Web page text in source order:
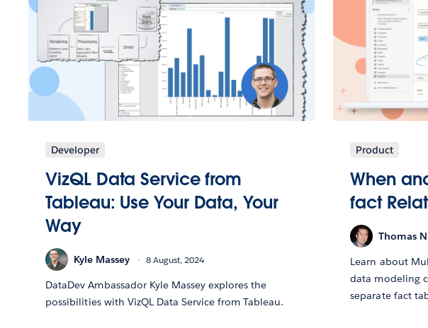
Developer
VizQL Data Service from
Tableau: Use Your Data, Your
Way
Kyle Massey 8 August, 2024
DataDev Ambassador Kyle Massey explores the
possibilities with VizQL Data Service from Tableau.
Product
When
fact
Thomas
Learn about
data modeling
separate fact